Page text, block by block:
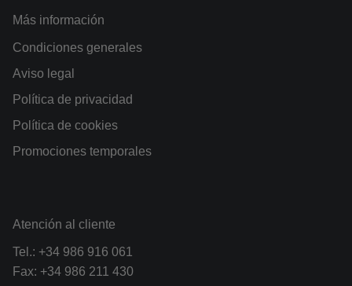
Más información
Condiciones generales
Aviso legal
Política de privacidad
Política de cookies
Promociones temporales
Atención al cliente
Tel.: +34 986 916 061
Fax: +34 986 211 430